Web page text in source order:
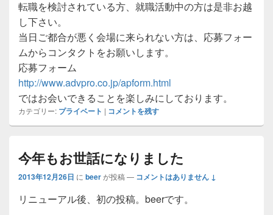
転職を検討されている方、就職活動中の方は是非お越
し下さい。
当日ご都合が悪く会場に来られない方は、応募フォー
ムからコンタクトをお願いします。
応募フォーム
http://www.advpro.co.jp/apform.html
ではお会いできることを楽しみにしております。
カテゴリー: プライベート | コメントを残す
今年もお世話になりました
2013年12月26日 に beerが投稿 — コメントはありません ↓
リニューアル後、初の投稿。beerです。